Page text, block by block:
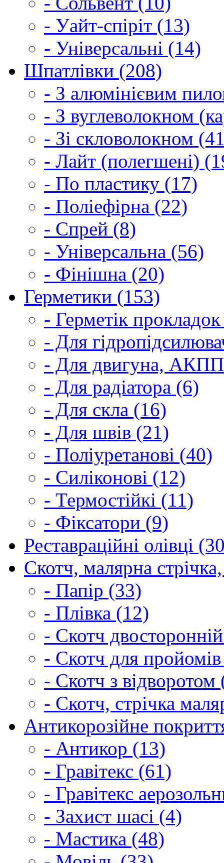
- Уайт-спіріт (13)
- Універсальні (14)
Шпатлівки (208)
- З алюмінієвим
- З вуглеволокном
- Зі скловолокном
- Лайт (полегшені)
- По пластику (17)
- Поліефірна (22)
- Спрей (8)
- Універсальна (56)
- Фінішна (20)
Герметики (153)
- Герметік
- Для
- Для двигуна,
- Для радіатора (6)
- Для скла (16)
- Для швів (21)
- Поліуретанові (40)
- Силіконові (12)
- Термостійкі (11)
- Фіксатори (9)
Реставраційні олівці
Скотч, малярна
- Папір (33)
- Плівка (12)
- Скотч
- Скотч для
- Скотч з відворотом
- Скотч, стрічка
Антикорозійне
- Антикор (13)
- Гравітекс (61)
- Гравітекс
- Захист шасі (4)
- Мастика (48)